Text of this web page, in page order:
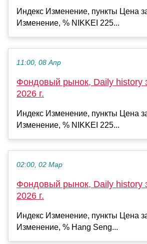
Индекс Изменение, пункты Цена
Изменение, % NIKKEI 225...
11:00, 08 Апр
Фондовый рынок, Daily history
2026 г.
Индекс Изменение, пункты Цена
Изменение, % NIKKEI 225...
02:00, 02 Мар
Фондовый рынок, Daily history
2026 г.
Индекс Изменение, пункты Цена
Изменение, % Hang Seng...